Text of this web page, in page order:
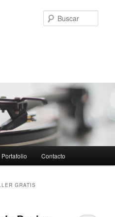
Portafolio Contacto
GRATIS